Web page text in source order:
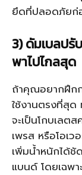
ยึดที่ปลอดภัยก่อ
3) ดัมเบลปรั
พาไปไกลสุด
ถ้าคุณอยากฝึก
ใช้งานตรงที่สุด
จะเป็นโกบเลต
เพรส หรือโอเ
เพิ่มน้ำหนักได้
แบนด์ โดยเฉพ